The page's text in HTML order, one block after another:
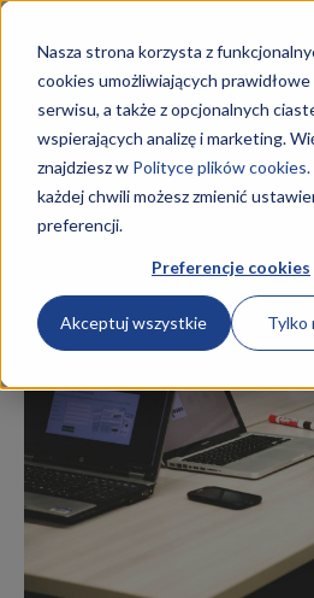
Nasza strona korzysta z
cookies umożliwiających prawidłowe
serwisu, a także z opcjonalnych
wspierających analizę i marketing.
znajdziesz w Polityce plików cookies.
każdej chwili możesz zmienić
preferencji.
Preferencje cookies
Akceptuj wszystkie Tylko
Szkoły
Aktualności
Strona główna Ekonomia i finanse
Technik
Kwalifikacje